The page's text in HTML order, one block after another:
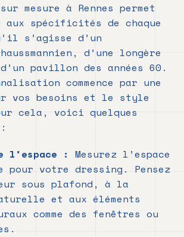
mesure à Rennes permet
aux spécificités de chaque
s’agisse d’un
d’une longère
pavillon des années 60.
commence par une
vos besoins et le style
cela, voici quelques
l’espace : Mesurez l’espace
pour votre dressing. Pensez
sous plafond, à la
et aux éléments
comme des fenêtres ou